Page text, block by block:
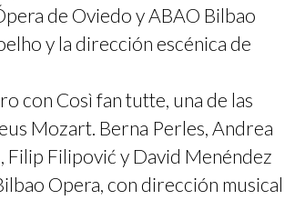
de Oviedo y ABAO Bilbao
y la dirección escénica de
con Così fan tutte, una de las
Mozart. Berna Perles, Andrea
Filipović y David Menéndez
Opera, con dirección musical